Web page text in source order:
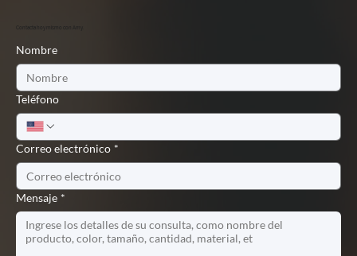
Contacta hoy mismo con Amy.
Nombre
Teléfono
Correo electrónico *
Mensaje *